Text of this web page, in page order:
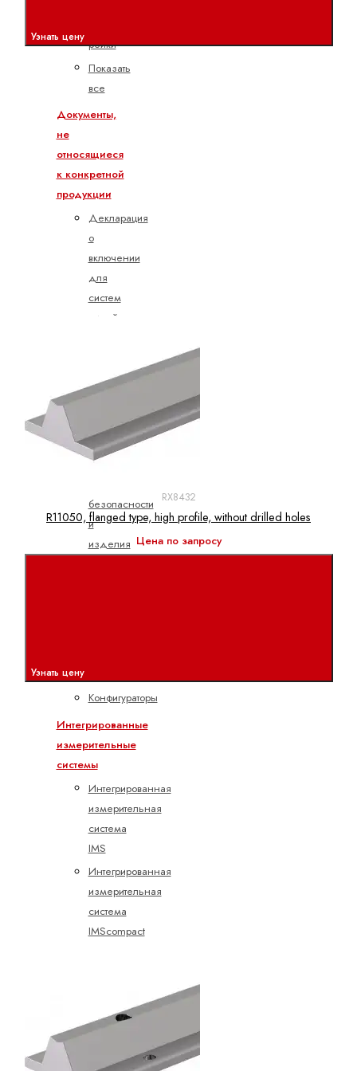
рейки
Показать
все
Документы,
не
относящиеся
к конкретной
продукции
Декларация
о
включении
для
систем
линейного
Использование
условиях
окружающей
среды
безопасности
и
изделия
Конфигураторы
Интегрированные
измерительные
системы
Интегрированная
измерительная
система
IMS
Интегрированная
измерительная
система
IMScompact
Описание
Сборки
Узнать цену
RX8432
R11050, flanged type, high profile, without drilled holes
Цена по запросу
Узнать цену